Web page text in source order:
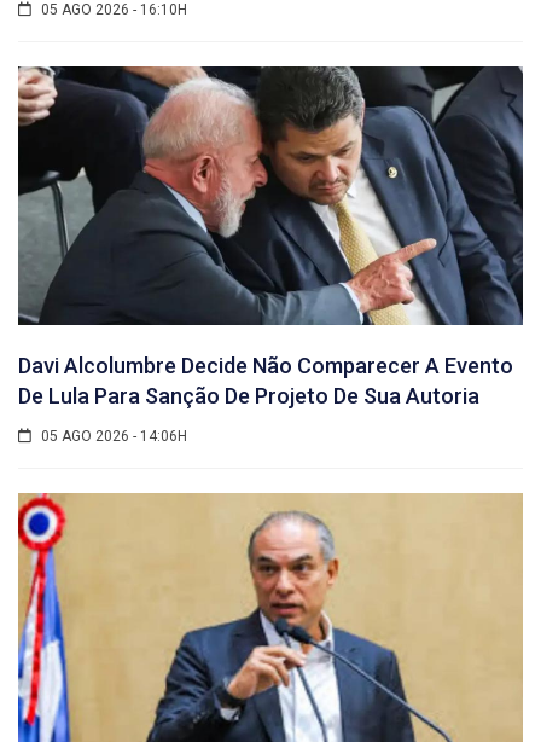
05 AGO 2026 - 16:10H
Davi Alcolumbre Decide Não Comparecer A Evento
De Lula Para Sanção De Projeto De Sua Autoria
05 AGO 2026 - 14:06H